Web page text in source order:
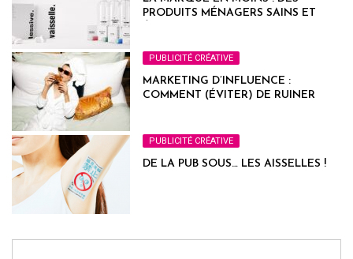
PRODUITS MÉNAGERS SAINS ET
PUBLICITÉ CRÉATIVE
MARKETING D’INFLUENCE :
COMMENT (ÉVITER) DE RUINER
PUBLICITÉ CRÉATIVE
DE LA PUB SOUS… LES AISSELLES !